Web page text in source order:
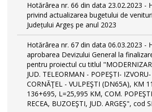
Hotărârea nr. 66 din data 23.02.2023 -
privind actualizarea bugetului de
Județului Argeș pe anul 2023
Hotărârea nr. 67 din data 06.03.2023 -
aprobarea Devizului General la
pentru proiectul cu titlul
JUD. TELEORMAN - POPEŞTI- IZVORU-
CORNĂŢEL - VULPEŞTI (DN65A), KM
136+695, L=25,995 KM, COM.
RECEA, BUZOEŞTI, JUD. ARGEŞ", cod